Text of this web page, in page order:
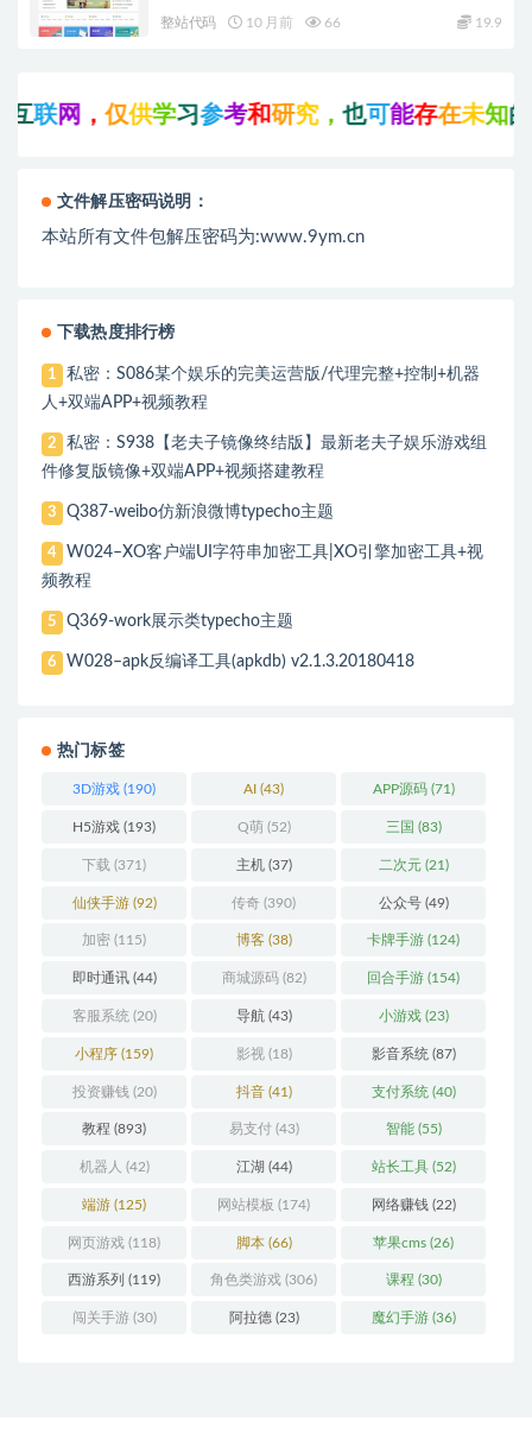
整站代码 10 月前 66 19.9
联网，仅供学习参考和研究，也可能 存在未知的B
文件解压密码说明：
本站所有文件包解压密码为:www.9ym.cn
下载热度排行榜
1
私密：S086某个娱乐的完美运营版/代理完整+控制+机器
人+双端APP+视频教程
2
私密：S938【老夫子镜像终结版】最新老夫子娱乐游戏组
件修复版镜像+双端APP+视频搭建教程
3 Q387-weibo仿新浪微博typecho主题
4
W024–XO客户端UI字符串加密工具|XO引擎加密工具+视
频教程
5 Q369-work展示类typecho主题
6 W028–apk反编译工具(apkdb) v2.1.3.20180418
热门标签
3D游戏 (190) AI (43) APP源码(71)
H5游戏 (193) Q萌(52) 三国 (83)
下载 (371) 主机(37) 二次元(21)
仙侠手游(92) 传奇 (390) 公众号(49)
加密 (115) 博客(38) 卡牌手游 (124)
即时通讯(44) 商城源码(82) 回合手游 (154)
客服系统 (20) 导航(43) 小游戏(23)
小程序 (159) 影视(18) 影音系统 (87)
投资赚钱 (20) 抖音(41) 支付系统 (40)
教程 (893) 易支付(43) 智能(55)
机器人 (42) 江湖 (44) 站长工具(52)
端游 (125) 网站模板 (174) 网络赚钱(22)
网页游戏 (118) 脚本(66) 苹果cms (26)
西游系列 (119) 角色类游戏 (306) 课程 (30)
闯关手游(30) 阿拉德(23) 魔幻手游(36)